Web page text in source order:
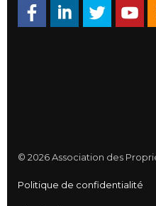
© 2026 Association des
Politique de confidentialité